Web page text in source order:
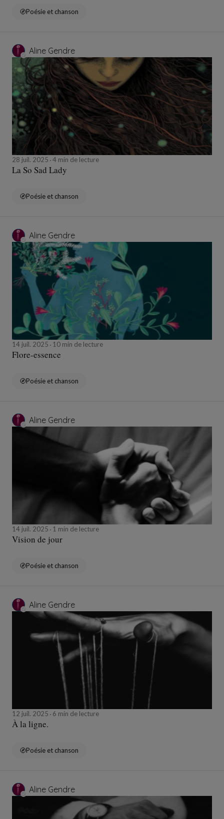
Poésie et chanson
Aline Gendre
28 juil. 2025 4 min de lecture
La So Sad Lady
Poésie et chanson
Aline Gendre
14 juil. 2025 10 min de lecture
Flore-essence
Poésie et chanson
Aline Gendre
14 juil. 2025 1 min de lecture
Vision de jour
Poésie et chanson
Aline Gendre
12 juil. 2025 6 min de lecture
À la ligne.
Poésie et chanson
Aline Gendre